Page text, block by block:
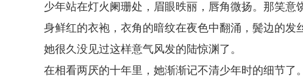
少年站在灯火阑珊处，眉眼昳丽，唇角微扬。那笑
身鲜红的衣袍，衣角的暗纹在夜色中翻涌，鬓边的发
她很久没见过这样意气风发的陆惊渊了。
在相看两厌的十年里，她渐渐记不清少年时的细节了。